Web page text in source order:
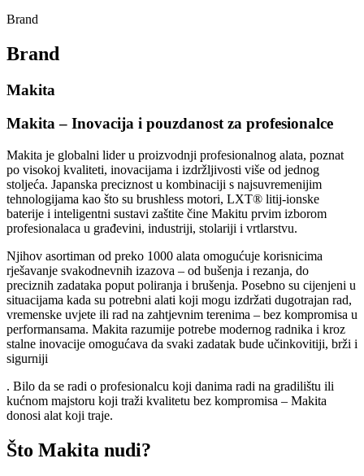
Brand
Brand
Makita
Makita – Inovacija i pouzdanost za profesionalce
Makita je globalni lider u proizvodnji profesionalnog alata, poznat
po visokoj kvaliteti, inovacijama i izdržljivosti više od jednog
stoljeća. Japanska preciznost u kombinaciji s najsuvremenijim
tehnologijama kao što su brushless motori, LXT® litij-ionske
baterije i inteligentni sustavi zaštite čine Makitu prvim izborom
profesionalaca u građevini, industriji, stolariji i vrtlarstvu.
Njihov asortiman od preko 1000 alata omogućuje korisnicima
rješavanje svakodnevnih izazova – od bušenja i rezanja, do
preciznih zadataka poput poliranja i brušenja. Posebno su cijenjeni u
situacijama kada su potrebni alati koji mogu izdržati dugotrajan rad,
vremenske uvjete ili rad na zahtjevnim terenima – bez kompromisa u
performansama. Makita razumije potrebe modernog radnika i kroz
stalne inovacije omogućava da svaki zadatak bude učinkovitiji, brži i
sigurniji
. Bilo da se radi o profesionalcu koji danima radi na gradilištu ili
kućnom majstoru koji traži kvalitetu bez kompromisa – Makita
donosi alat koji traje.
Što Makita nudi?